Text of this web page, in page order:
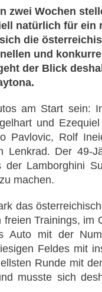
zwei Wochen
natürlich für ein
die
und
der Blick
am Start sein:
und
Rolf
Lenkrad. Der 49-
Lamborghini
machen.
das
Trainings, im
Auto mit der
Feldes mit
Runde mit
musste sich